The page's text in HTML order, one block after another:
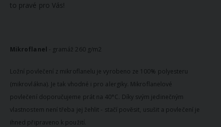
to pravé pro Vás!
Mikroflanel - gramáž 260 g/m2
Ložní povlečení z mikroflanelu je vyrobeno ze 100% polyesteru
(mikrovlákna). Je tak vhodné i pro alergiky. Mikroflanelové
povlečení doporučujeme prát na 40°C. Díky svým jedinečným
vlastnostem není třeba jej žehlit - stačí pověsit, usušit a povlečení je
ihned připraveno k použití.